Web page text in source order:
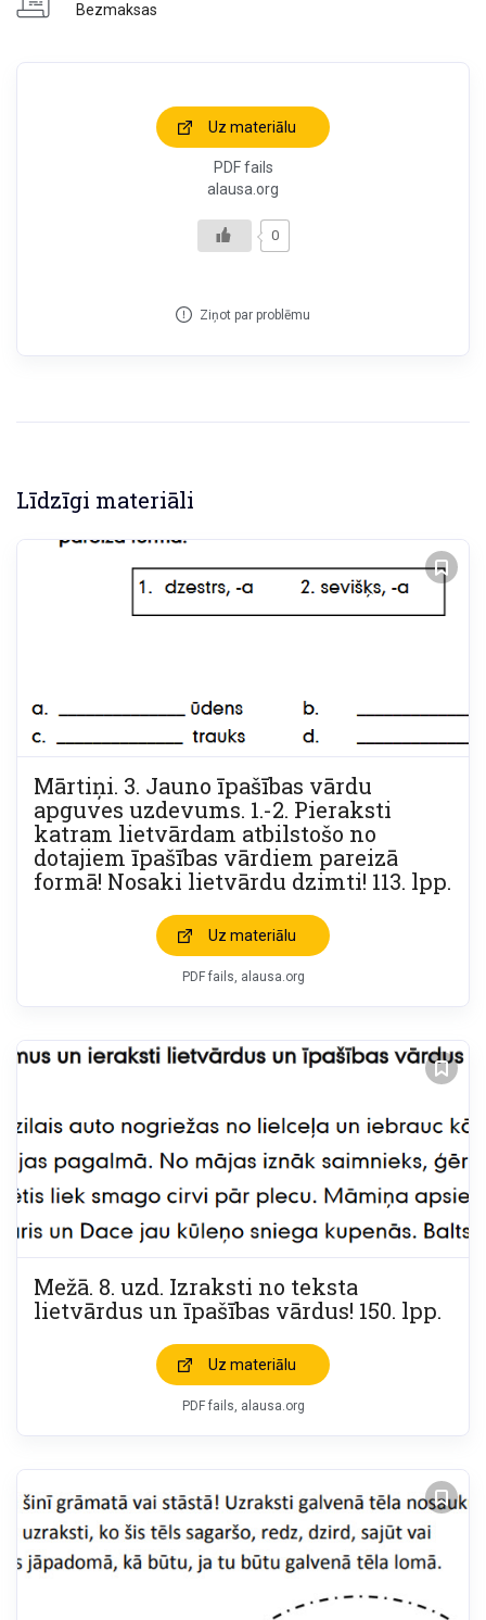
Bezmaksas
Uz materiālu
PDF fails
alausa.org
0
Ziņot par problēmu
Līdzīgi materiāli
Mārtiņi. 3. Jauno īpašības vārdu
apguves uzdevums. 1.-2. Pieraksti
katram lietvārdam atbilstošo no
dotajiem īpašības vārdiem pareizā
formā! Nosaki lietvārdu dzimti! 113. lpp.
Uz materiālu
PDF fails, alausa.org
Mežā. 8. uzd. Izraksti no teksta
lietvārdus un īpašības vārdus! 150. lpp.
Uz materiālu
PDF fails, alausa.org